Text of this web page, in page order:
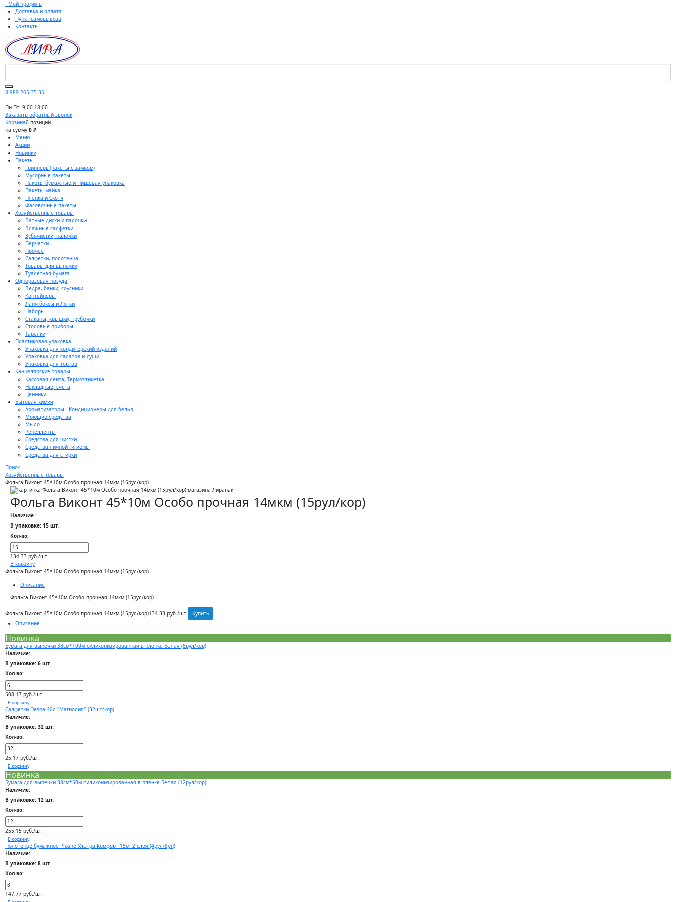
Мой профиль
Доставка и оплата
Пункт самовывоза
Контакты
8-989-265-35-35
Пн-Пт: 9:00-18:00
Заказать обратный звонок
Корзина0 позиций
на сумму 0 ₽
Меню
Акции
Новинки
Пакеты
Грипперы(пакеты с замком)
Мусорные пакеты
Пакеты бумажные и Пищевая упаковка
Пакеты майка
Пленка и Скотч
Фасовочные пакеты
Хозяйственные товары
Ватные диски и палочки
Влажные салфетки
Зубочистки, палочки
Перчатки
Прочее
Салфетки, полотенца
Товары для выпечки
Туалетная бумага
Одноразовая посуда
Ведра, банки, соусники
Контейнеры
Ланч боксы и Лотки
Наборы
Стаканы, крышки, трубочки
Столовые приборы
Тарелки
Пластиковая упаковка
Упаковка для кондитерский изделий
Упаковка для салатов и суши
Упаковка для тортов
Канцелярские товары
Кассовая лента, Термоэтикетка
Накладные, счета
Ценники
Бытовая химия
Ароматизаторы - Кондиционеры для белья
Моющие средства
Мыло
Репелленты
Средства для чистки
Средства личной гигиены
Средства для стирки
Поиск
Хозяйственные товары
Фольга Виконт 45*10м Особо прочная 14мкм (15рул/кор)
Фольга Виконт 45*10м Особо прочная 14мкм (15рул/кор)
Наличие :
В упаковке: 15 шт.
Кол-во:
134.33 руб./шт.
В корзину
Фольга Виконт 45*10м Особо прочная 14мкм (15рул/кор)
Описание
Фольга Виконт 45*10м Особо прочная 14мкм (15рул/кор)
Фольга Виконт 45*10м Особо прочная 14мкм (15рул/кор)134.33 руб./шт.
Купить
Описание
Новинка
Бумага для выпечки 38см*100м силиконизированная в пленке Белая (6рул/кор)
Наличие:
В упаковке: 6 шт.
Кол-во:
508.17 руб./шт.
В корзину
Салфетки Desna 40л "Магнолия" (32шт/кор)
Наличие:
В упаковке: 32 шт.
Кол-во:
25.17 руб./шт.
В корзину
Новинка
Бумага для выпечки 38см*50м силиконизированная в пленке Белая (12рул/кор)
Наличие:
В упаковке: 12 шт.
Кол-во:
255.15 руб./шт.
В корзину
Полотенце бумажное Plushe Ультра Комфорт 15м. 2 слоя (4рул/8уп)
Наличие:
В упаковке: 8 шт.
Кол-во:
147.77 руб./шт.